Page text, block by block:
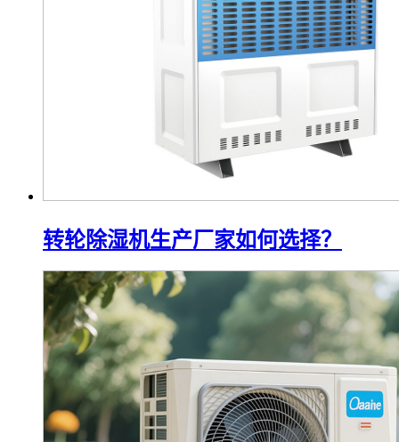
转轮除湿机生产厂家如何选择？